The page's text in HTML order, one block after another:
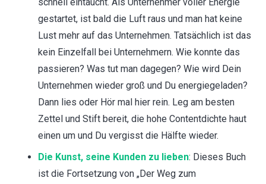
schnell eintaucht. Als Unternehmer voller Energie
gestartet, ist bald die Luft raus und man hat keine
Lust mehr auf das Unternehmen. Tatsächlich ist das
kein Einzelfall bei Unternehmern. Wie konnte das
passieren? Was tut man dagegen? Wie wird Dein
Unternehmen wieder groß und Du energiegeladen?
Dann lies oder Hör mal hier rein. Leg am besten
Zettel und Stift bereit, die hohe Contentdichte haut
einen um und Du vergisst die Hälfte wieder.
Die Kunst, seine Kunden zu lieben: Dieses Buch
ist die Fortsetzung von „Der Weg zum